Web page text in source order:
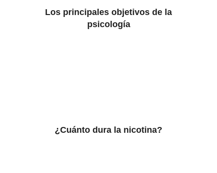
Los principales objetivos de la
psicología
¿Cuánto dura la nicotina?